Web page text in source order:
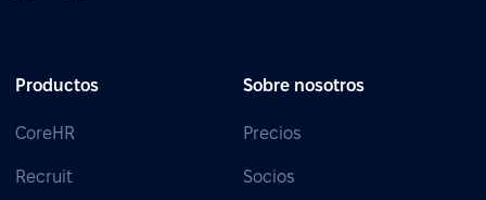
Productos
CoreHR
Recruit
Sobre nosotros
Precios
Socios